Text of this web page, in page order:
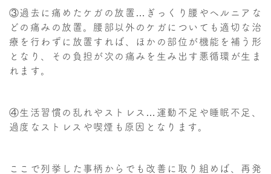
③過去に痛めたケガの放置…ぎっくり腰やヘルニアな
どの痛みの放置。腰部以外のケガについても適切な治
療を行わずに放置すれば、ほかの部位が機能を補う形
となり、その負担が次の痛みを生み出す悪循環が生ま
れます。
④生活習慣の乱れやストレス…運動不足や睡眠不足、
過度なストレスや喫煙も原因となります。
ここで列挙した事柄からでも改善に取り組めば、再発